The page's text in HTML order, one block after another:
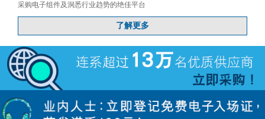
采购电子组件及洞悉行业趋势的绝佳平台
了解更多